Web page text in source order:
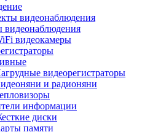
видеонаблюдения
видеонаблюдения
видеокамеры
видеорегистраторы
и радионяни
информации
диски
памяти